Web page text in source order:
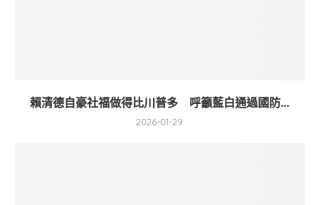
賴清德自豪社福做得比川普多 呼籲藍白通過國防...
2026-01-29